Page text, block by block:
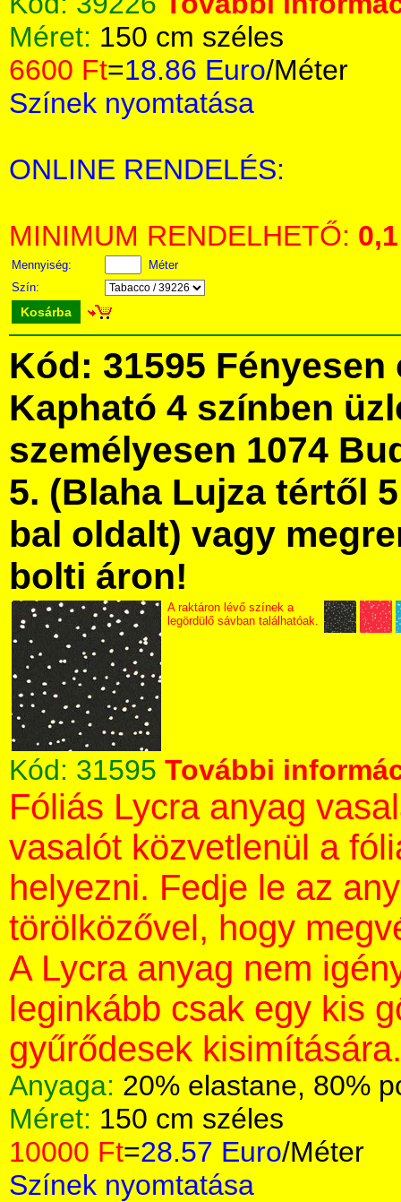
Méret: 150 cm széles
6600 Ft=18.86 Euro/Méter
Színek nyomtatása
ONLINE RENDELÉS:
MINIMUM RENDELHETŐ: 0,1
Mennyiség:
Méter
Szín:
Kosárba
Kód: 31595
Kapható 4 színben
személyesen 1074
5. (Blaha Lujza tértől
bal oldalt) vagy
bolti áron!
A raktáron lévő színek a
legördülő sávban találhatóak.
Kód: 31595 További
Fóliás Lycra anyag
vasalót közvetlenül a
helyezni. Fedje le az
törölközővel, hogy
A Lycra anyag nem
leginkább csak egy kis
gyűrődesek kisimítására.
Anyaga: 20% elastane, 80%
Méret: 150 cm széles
10000 Ft=28.57 Euro/Méter
Színek nyomtatása